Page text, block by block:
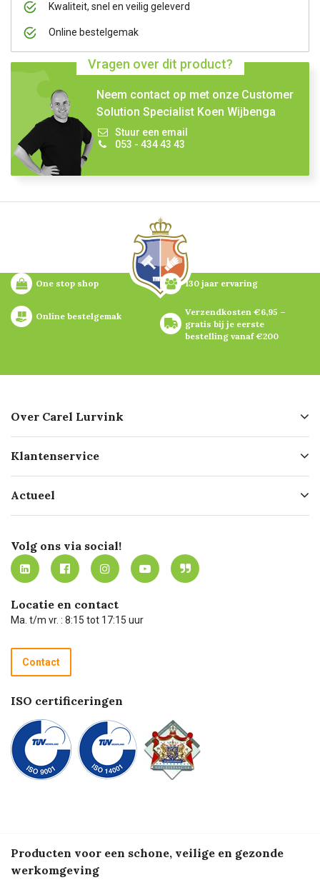
Kwaliteit, snel en veilig geleverd
Online bestelgemak
Vragen over dit product?
Neem contact op met onze Customer
Solution Specialist Koen Wijbenga
Stuur een email
053 - 434 43 43
One stop shop 130 jaar ervaring
Online bestelgemak
Verzendkosten €6,95 –
gratis bij je eerste
bestelling vanaf €200
Over Carel Lurvink
Geschiedenis
Missie
Werken bij Carel Lurvink
MVO
Klantenservice
Bezorgen
Mijn Carel Lurvink
Mijn Carel Lurvink instructievideo's
Carel Lurvink App
Hulp op afstand
Technische dienst
Recycle programma
Betalen
Actueel
Innovation LAB
Tevreden klanten
Carel Lurvink Blog
Carel de podcast
Volg ons via social!
Locatie en contact
Ma. t/m vr. : 8:15 tot 17:15 uur
Contact
ISO certificeringen
Producten voor een schone, veilige en gezonde
werkomgeving